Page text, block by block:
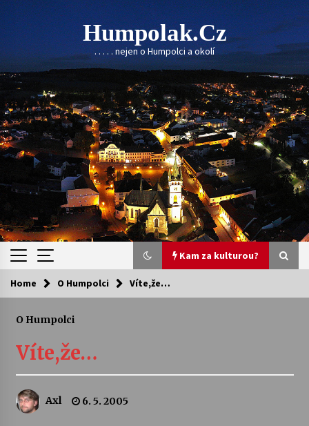
Skip
to
content
Humpolak.cz
. . . . . nejen o Humpolci a okolí
Kam za kulturou?
Kam za kulturou?
Vernisáž výstavy Josefíny Duškové: Stávám se
kapkou
Home O Humpolci Víte,že…
O Humpolci
Víte,že…
Axl 6. 5. 2005